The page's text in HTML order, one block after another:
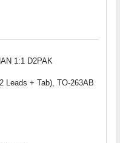
1:1 D2PAK
Leads + Tab), TO-263AB